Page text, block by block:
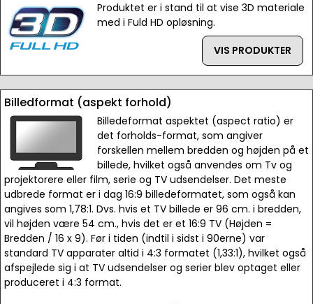
Produktet er i stand til at vise 3D materiale
med i Fuld HD opløsning.
VIS PRODUKTER
Billedformat (aspekt forhold)
Billedeformat aspektet (aspect ratio) er
det forholds-format, som angiver
forskellen mellem bredden og højden på et
billede, hvilket også anvendes om Tv og
projektorere eller film, serie og TV udsendelser. Det meste
udbrede format er i dag 16:9 billedeformatet, som også kan
angives som 1,78:1. Dvs. hvis et TV billede er 96 cm. i bredden,
vil højden være 54 cm., hvis det er et 16:9 TV (Højden =
Bredden / 16 x 9). Før i tiden (indtil i sidst i 90erne) var
standard TV apparater altid i 4:3 formatet (1,33:1), hvilket også
afspejlede sig i at TV udsendelser og serier blev optaget eller
produceret i 4:3 format.